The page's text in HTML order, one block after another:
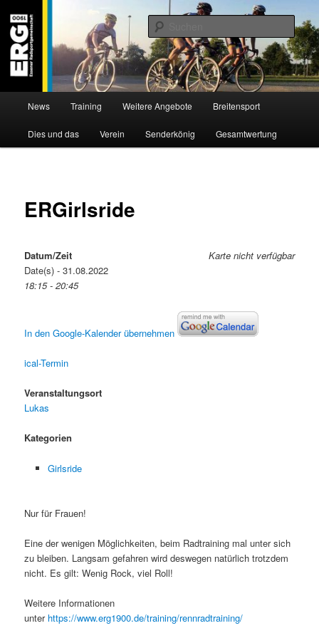
Inhalt
wechseln
ERG 1900 e.V
Willkommen bei der Essener Radsportgemeinschaft
News Training Weitere Angebote Breitensport
Dies und das Verein Senderkönig Gesamtwertung
ERGirlsride
Karte nicht verfügbar
Datum/Zeit
Date(s) - 31.08.2022
18:15 - 20:45
In den Google-Kalender übernehmen
ical-Termin
Veranstaltungsort
Lukas
Kategorien
Girlsride
Nur für Frauen!
Eine der wenigen Möglichkeiten, beim Radtraining mal unter sich
zu bleiben. Langsam gefahren wird deswegen natürlich trotzdem
nicht. Es gilt: Wenig Rock, viel Roll!
Weitere Informationen
unter https://www.erg1900.de/training/rennradtraining/